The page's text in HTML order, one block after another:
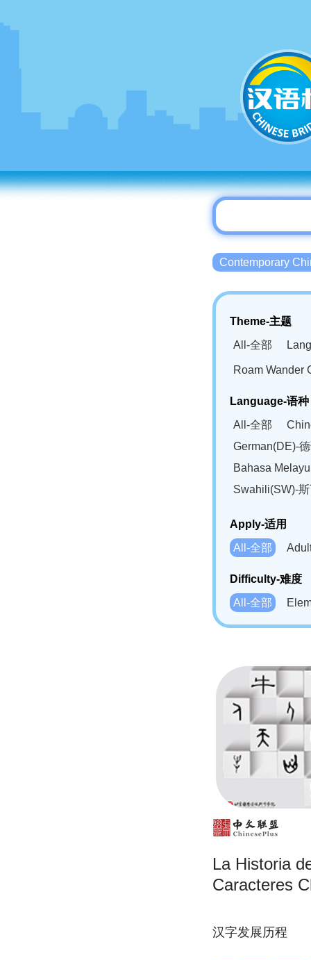
Contemporary
Theme-主题
All-全部
Roam Wander
Language-语种
All-全部
German(DE)-
Bahasa
Swahili(SW)-
Apply-适用
All-全部
Difficulty-难度
All-全部
La Historia
Caracteres
汉字发展历程